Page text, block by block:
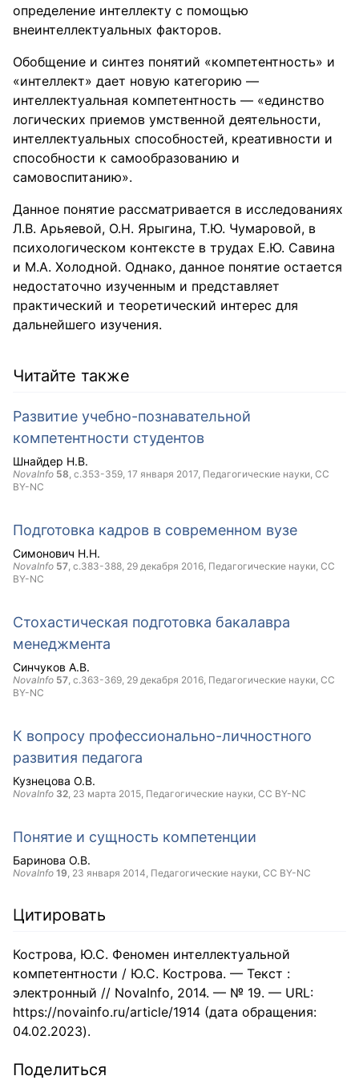
определение интеллекту с помощью
внеинтеллектуальных факторов.
Обобщение и синтез понятий «компетентность» и
«интеллект» дает новую категорию —
интеллектуальная компетентность — «единство
логических приемов умственной деятельности,
интеллектуальных способностей, креативности и
способности к самообразованию и
самовоспитанию».
Данное понятие рассматривается в исследованиях
Л.В. Арьяевой, О.Н. Ярыгина, Т.Ю. Чумаровой, в
психологическом контексте в трудах Е.Ю. Савина
и М.А. Холодной. Однако, данное понятие остается
недостаточно изученным и представляет
практический и теоретический интерес для
дальнейшего изучения.
Читайте также
Развитие учебно-познавательной
компетентности студентов
Шнайдер Н.В.
NovaInfo 58, с.353-359, 17 января 2017, Педагогические науки, CC
BY-NC
Подготовка кадров в современном вузе
Симонович Н.Н.
NovaInfo 57, с.383-388, 29 декабря 2016, Педагогические науки, CC
BY-NC
Стохастическая подготовка бакалавра
менеджмента
Синчуков А.В.
NovaInfo 57, с.363-369, 29 декабря 2016, Педагогические науки, CC
BY-NC
К вопросу профессионально-личностного
развития педагога
Кузнецова О.В.
NovaInfo 32, 23 марта 2015, Педагогические науки, CC BY-NC
Понятие и сущность компетенции
Баринова О.В.
NovaInfo 19, 23 января 2014, Педагогические науки, CC BY-NC
Цитировать
Кострова, Ю.С. Феномен интеллектуальной
компетентности / Ю.С. Кострова. — Текст :
электронный // NovaInfo, 2014. — № 19. — URL:
https://novainfo.ru/article/1914 (дата обращения:
04.02.2023).
Поделиться